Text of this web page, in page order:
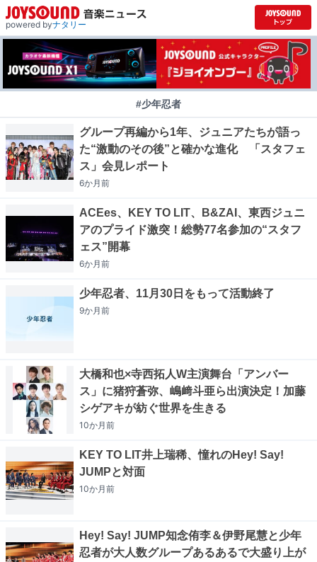
powered byナタリー
#少年忍者
グループ再編から1年、ジュニアたちが語っ
た“激動のその後”と確かな進化 「スタフェ
ス」会見レポート
6か月前
ACEes、KEY TO LIT、B&ZAI、東西ジュニ
アのプライド激突！総勢77名参加の“スタフ
ェス”開幕
6か月前
少年忍者、11月30日をもって活動終了
9か月前
大橋和也×寺西拓人W主演舞台「アンバー
ス」に猪狩蒼弥、嶋﨑斗亜ら出演決定！加藤
シゲアキが紡ぐ世界を生きる
10か月前
KEY TO LIT井上瑞稀、憧れのHey! Say!
JUMPと対面
10か月前
Hey! Say! JUMP知念侑李＆伊野尾慧と少年
忍者が大人数グループあるあるで大盛り上が